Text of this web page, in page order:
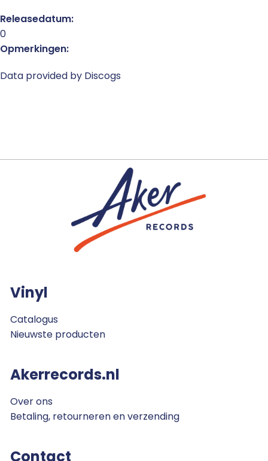
Releasedatum:
0
Opmerkingen:
Data provided by Discogs
Vinyl
Catalogus
Nieuwste producten
Akerrecords.nl
Over ons
Betaling, retourneren en verzending
Contact